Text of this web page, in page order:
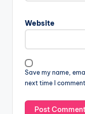
Website
Save my name,
next time I comment.